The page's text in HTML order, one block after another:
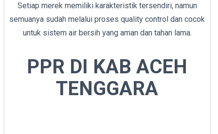
Setiap merek memiliki karakteristik tersendiri, namun
semuanya sudah melalui proses quality control dan cocok
untuk sistem air bersih yang aman dan tahan lama.
PPR DI KAB ACEH
TENGGARA